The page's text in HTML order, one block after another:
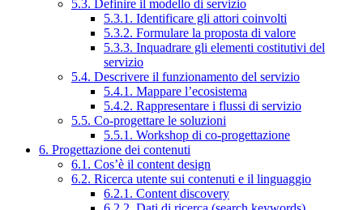
5.3. Definire il modello di servizio
5.3.1. Identificare gli attori coinvolti
5.3.2. Formulare la proposta di valore
5.3.3. Inquadrare gli elementi costitutivi del
servizio
5.4. Descrivere il funzionamento del servizio
5.4.1. Mappare l’ecosistema
5.4.2. Rappresentare i flussi di servizio
5.5. Co-progettare le soluzioni
5.5.1. Workshop di co-progettazione
6. Progettazione dei contenuti
6.1. Cos’è il content design
6.2. Ricerca utente sui contenuti e il linguaggio
6.2.1. Content discovery